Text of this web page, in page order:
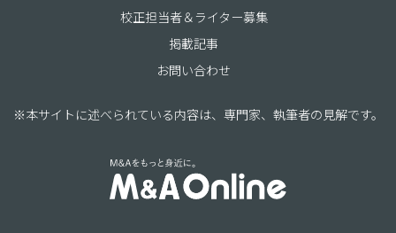
校正担当者＆ライター募集
掲載記事
お問い合わせ
※本サイトに述べられている内容は、専門家、執筆者の見解です。